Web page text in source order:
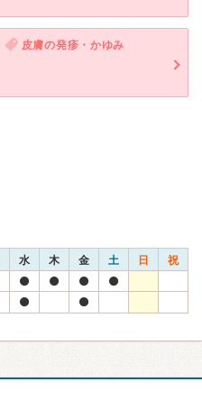
皮膚の発疹・かゆみ
水 木 金 土 日 祝